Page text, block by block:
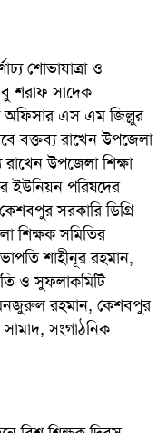
শোভাযাত্রা ও
শরাফ সাদেক
অফিসার এস এম জিল্লুর
বক্তব্য রাখেন উপজেলা
রাখেন উপজেলা শিক্ষা
পরিষদের
সরকারি ডিগ্রি
শিক্ষক সমিতির
শাহীনূর রহমান,
ও সুফলাকমিটি
রহমান, কেশবপুর
সংগাঠনিক